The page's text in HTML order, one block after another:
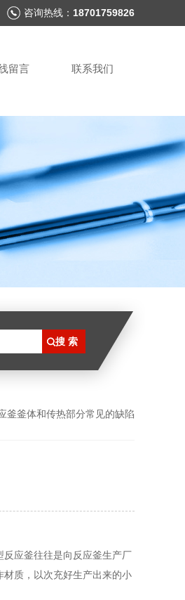
咨询热线： 18701759826
留言 联系我们
釜釜体和传热部分常见的缺陷
应釜往往是向反应釜生产厂
质，以次充好生产出来的小